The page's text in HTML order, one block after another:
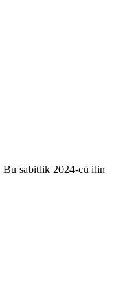
Bu sabitlik 2024-cü ilin